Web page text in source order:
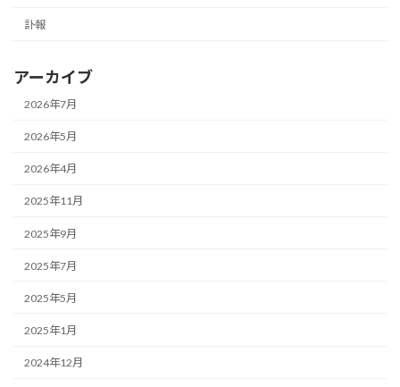
訃報
アーカイブ
2026年7月
2026年5月
2026年4月
2025年11月
2025年9月
2025年7月
2025年5月
2025年1月
2024年12月